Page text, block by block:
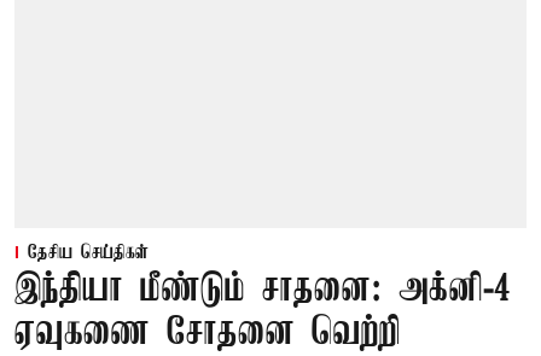
தேசிய செய்திகள்
இந்தியா மீண்டும் சாதனை: அக்னி-4
ஏவுகணை சோதனை வெற்றி